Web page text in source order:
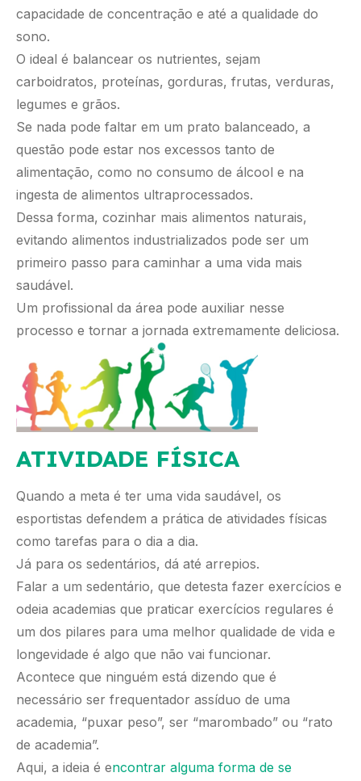
capacidade de concentração e até a qualidade do
sono.
O ideal é balancear os nutrientes, sejam
carboidratos, proteínas, gorduras, frutas, verduras,
legumes e grãos.
Se nada pode faltar em um prato balanceado, a
questão pode estar nos excessos tanto de
alimentação, como no consumo de álcool e na
ingesta de alimentos ultraprocessados.
Dessa forma, cozinhar mais alimentos naturais,
evitando alimentos industrializados pode ser um
primeiro passo para caminhar a uma vida mais
saudável.
Um profissional da área pode auxiliar nesse
processo e tornar a jornada extremamente deliciosa.
ATIVIDADE FÍSICA
Quando a meta é ter uma vida saudável, os
esportistas defendem a prática de atividades físicas
como tarefas para o dia a dia.
Já para os sedentários, dá até arrepios.
Falar a um sedentário, que detesta fazer exercícios e
odeia academias que praticar exercícios regulares é
um dos pilares para uma melhor qualidade de vida e
longevidade é algo que não vai funcionar.
Acontece que ninguém está dizendo que é
necessário ser frequentador assíduo de uma
academia, “puxar peso”, ser “marombado” ou “rato
de academia”.
Aqui, a ideia é encontrar alguma forma de se